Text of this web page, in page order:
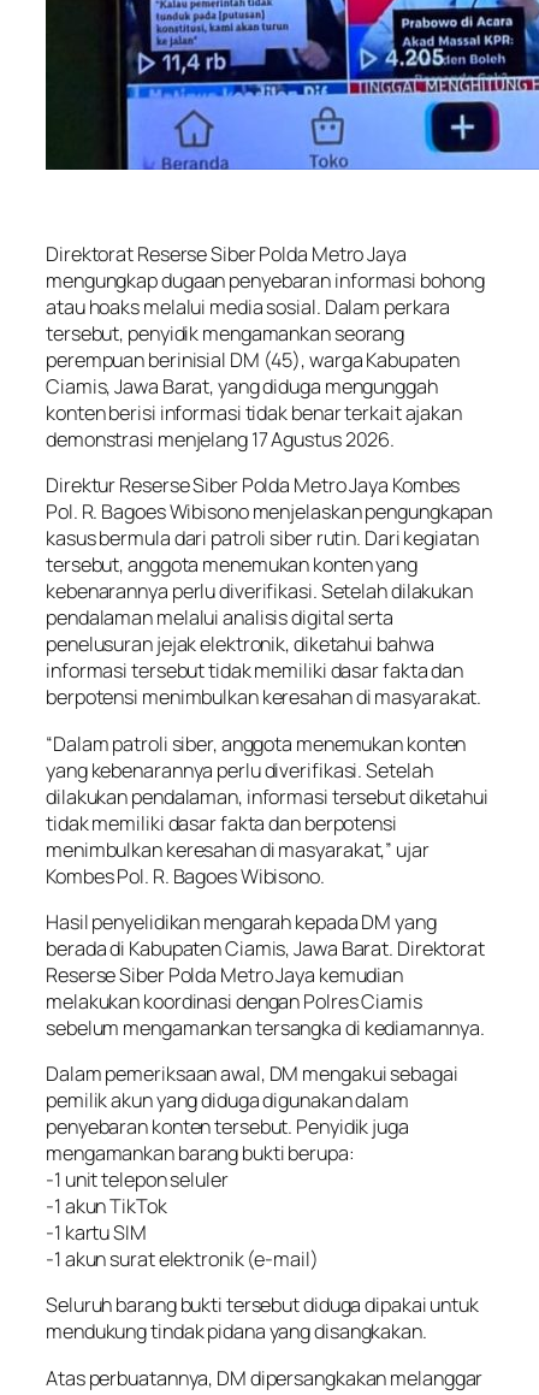
Direktorat Reserse Siber Polda Metro Jaya
mengungkap dugaan penyebaran informasi bohong
atau hoaks melalui media sosial. Dalam perkara
tersebut, penyidik mengamankan seorang
perempuan berinisial DM (45), warga Kabupaten
Ciamis, Jawa Barat, yang diduga mengunggah
konten berisi informasi tidak benar terkait ajakan
demonstrasi menjelang 17 Agustus 2026.
Direktur Reserse Siber Polda Metro Jaya Kombes
Pol. R. Bagoes Wibisono menjelaskan pengungkapan
kasus bermula dari patroli siber rutin. Dari kegiatan
tersebut, anggota menemukan konten yang
kebenarannya perlu diverifikasi. Setelah dilakukan
pendalaman melalui analisis digital serta
penelusuran jejak elektronik, diketahui bahwa
informasi tersebut tidak memiliki dasar fakta dan
berpotensi menimbulkan keresahan di masyarakat.
“Dalam patroli siber, anggota menemukan konten
yang kebenarannya perlu diverifikasi. Setelah
dilakukan pendalaman, informasi tersebut diketahui
tidak memiliki dasar fakta dan berpotensi
menimbulkan keresahan di masyarakat,” ujar
Kombes Pol. R. Bagoes Wibisono.
Hasil penyelidikan mengarah kepada DM yang
berada di Kabupaten Ciamis, Jawa Barat. Direktorat
Reserse Siber Polda Metro Jaya kemudian
melakukan koordinasi dengan Polres Ciamis
sebelum mengamankan tersangka di kediamannya.
Dalam pemeriksaan awal, DM mengakui sebagai
pemilik akun yang diduga digunakan dalam
penyebaran konten tersebut. Penyidik juga
mengamankan barang bukti berupa:
-1 unit telepon seluler
-1 akun TikTok
-1 kartu SIM
-1 akun surat elektronik (e-mail)
Seluruh barang bukti tersebut diduga dipakai untuk
mendukung tindak pidana yang disangkakan.
Atas perbuatannya, DM dipersangkakan melanggar